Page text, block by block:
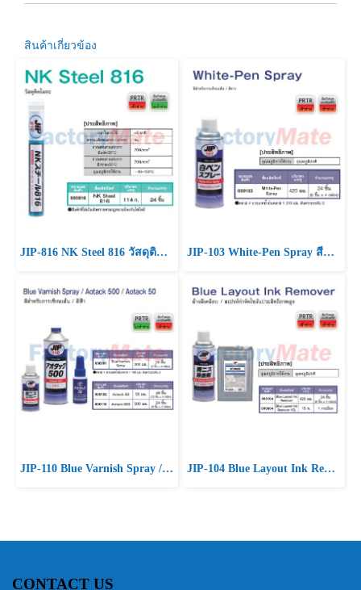
สินค้าเกี่ยวข้อง
JIP-816 NK Steel 816 วัสดุติดโลหะ JIP-103 White-Pen Spray สีสำหรับการเขียนเส้น / สีขาว
JIP-110 Blue Varnish Spray / Aotack 500 / Aotack 50 สีสำหรับการเขียนเส้น / สีฟ้า JIP-104 Blue Layout Ink Remover ล้างสีเคลือบ / สเปรย์กำจัดไขมันประสิทธิภาพสูง
CONTACT US